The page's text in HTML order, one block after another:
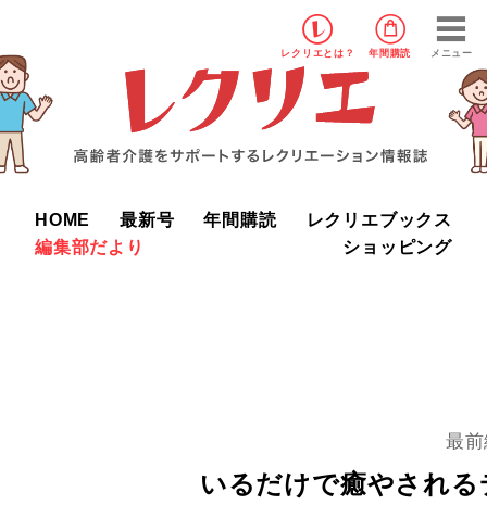
レクリエ とは？ 年間購読 メニュー
HOME 最新号 年間購読
レクリエブックス
編集部だより
ショッピング
最
いるだけで癒やされ